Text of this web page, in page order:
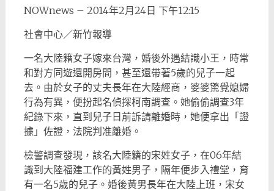
NOWnews – 2014年2月24日 下午12:15
社會中心／新竹報導
一名大陸籍女子嫁來台灣，婚後外遇結識小王，時常
和對方同遊還開房間，甚至還帶著5歲的兒子一起
去。由於女子的丈夫長年在大陸經商，婆婆驚覺媳婦
行為有異，便扮起名偵探柯南調查。她偷偷調查3年
紀錄下來，直到兒子日前訴請離婚時，她便拿出「證
據」佐證，法院判准離婚。
檢警調查發現，該名大陸籍的宋姓女子，在06年結
識到大陸福建工作的黃姓男子，隔年便步入禮堂，育
有一名5歲的兒子。婚後黃男長年在大陸上班，宋女